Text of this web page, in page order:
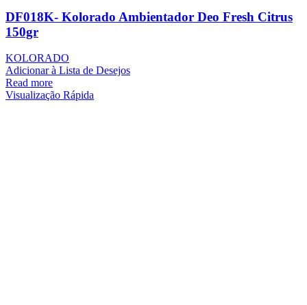
DF018K- Kolorado Ambientador Deo Fresh Citrus
150gr
KOLORADO
Adicionar à Lista de Desejos
Read more
Visualização Rápida